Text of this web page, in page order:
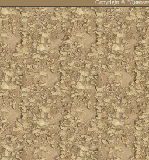
Copyright ©